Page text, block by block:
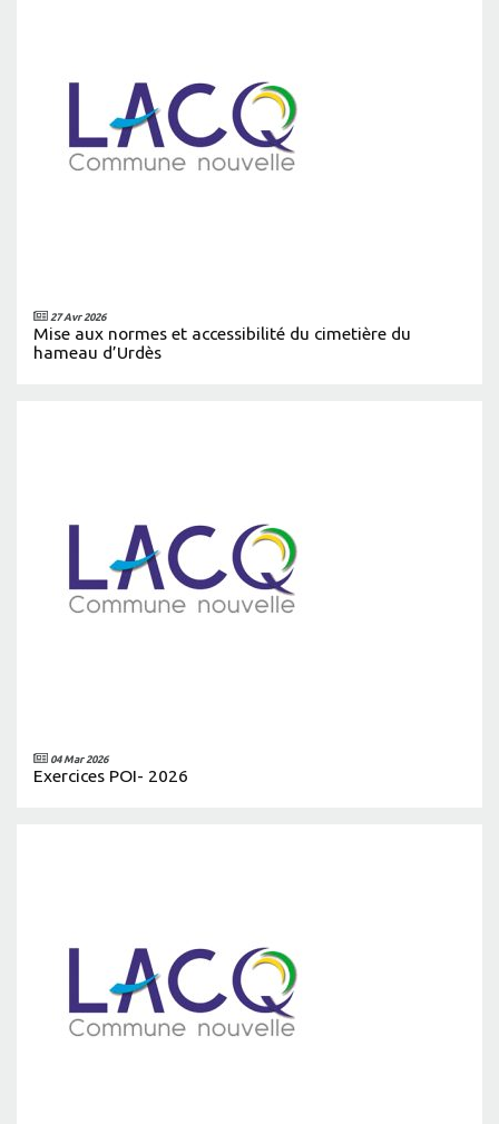
27 Avr 2026
Mise aux normes et accessibilité du cimetière du
hameau d’Urdès
04 Mar 2026
Exercices POI- 2026